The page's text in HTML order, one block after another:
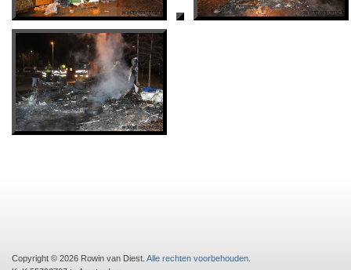
Copyright © 2026 Rowin van Diest. Alle rechten voorbehouden